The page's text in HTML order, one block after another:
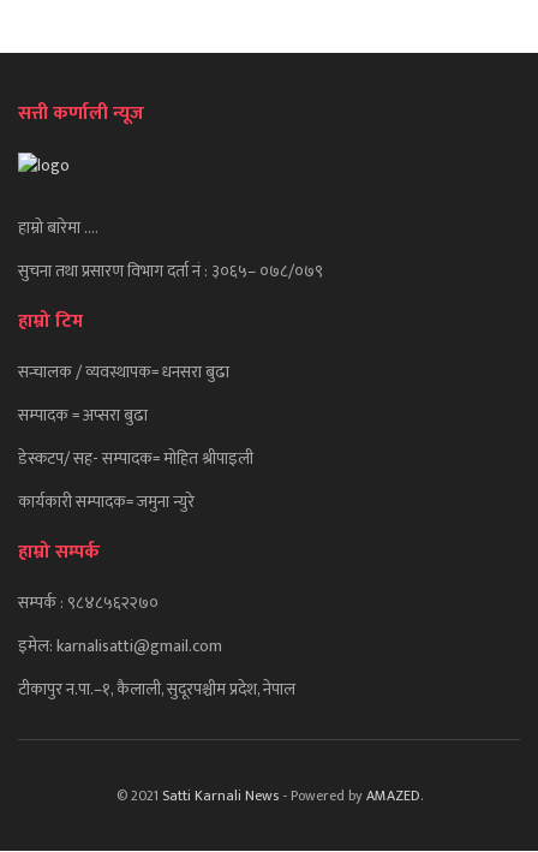
सत्ती कर्णाली न्यूज
हाम्रो बारेमा ….
सुचना तथा प्रसारण विभाग दर्ता नं : ३०६५– ०७८/०७९
हाम्रो टिम
सन्चालक / व्यवस्थापक= धनसरा बुढा
सम्पादक = अप्सरा बुढा
डेस्कटप/ सह- सम्पादक= माेहित श्रीपाइली
कार्यकारी सम्पादक= जमुना न्युरे
हाम्रो सम्पर्क
सम्पर्क : ९८४८५६२२७०
इमेल: karnalisatti@gmail.com
टीकापुर न.पा.–१, कैलाली, सुदूरपश्चीम प्रदेश, नेपाल
© 2021 Satti Karnali News- Powered byAMAZED.